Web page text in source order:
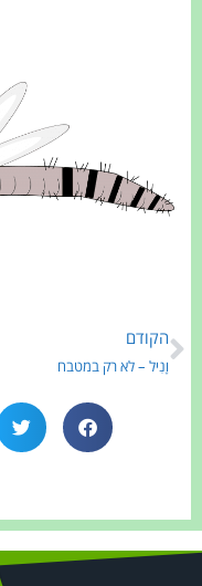
הקודם
וָנִיל – לא רק במטבח